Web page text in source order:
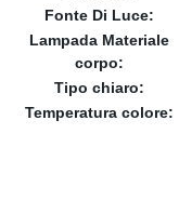
Fonte Di Luce:
Lampada Materiale
corpo:
Tipo chiaro:
Temperatura colore: